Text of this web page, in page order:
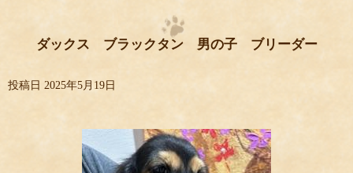
ダックス ブラックタン 男の子 ブリーダー
投稿日 2025年5月19日